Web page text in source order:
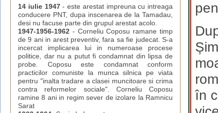
în
14 iulie 1947- este arestat impreuna cu intreaga
conducere PNT, dupa inscenarea de la Tamadau,
desi nu facuse parte din grupul arestat acolo.
1947-1956-1962 - Corneliu Coposu ramane timp
de 9 ani in arest preventiv, fara sa fie judecat. S-a
incercat implicarea lui in numeroase procese
politice, dar nu a putut fi condamnat din lipsa de
probe. Coposu este condamnat conform
practicilor comuniste la munca silnica pe viata
pentru "inalta tradare a clasei muncitoare si crima
contra reformelor sociale". Corneliu Coposu
ramine 8 ani in regim sever de izolare la Ramnicu
Sarat